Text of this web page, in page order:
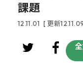
課題
12.11.01 [ 更新